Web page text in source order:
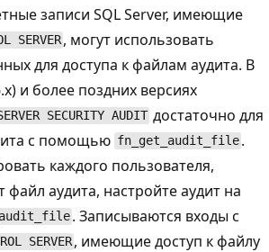
записи SQL Server, имеющие
SERVER , могут использовать
для доступа к файлам аудита. В
и более поздних версиях
SECURITY AUDIT достаточно для
с помощью fn_get_audit_file .
каждого пользователя,
аудита, настройте аудит на
. Записываются входы с
SERVER , имеющие доступ к файлу